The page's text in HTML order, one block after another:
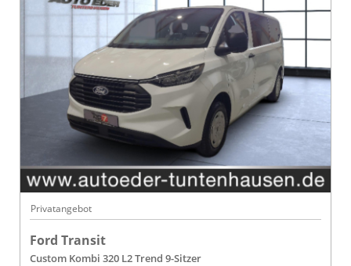
Privatangebot
Ford Transit
Custom Kombi 320 L2 Trend 9-Sitzer